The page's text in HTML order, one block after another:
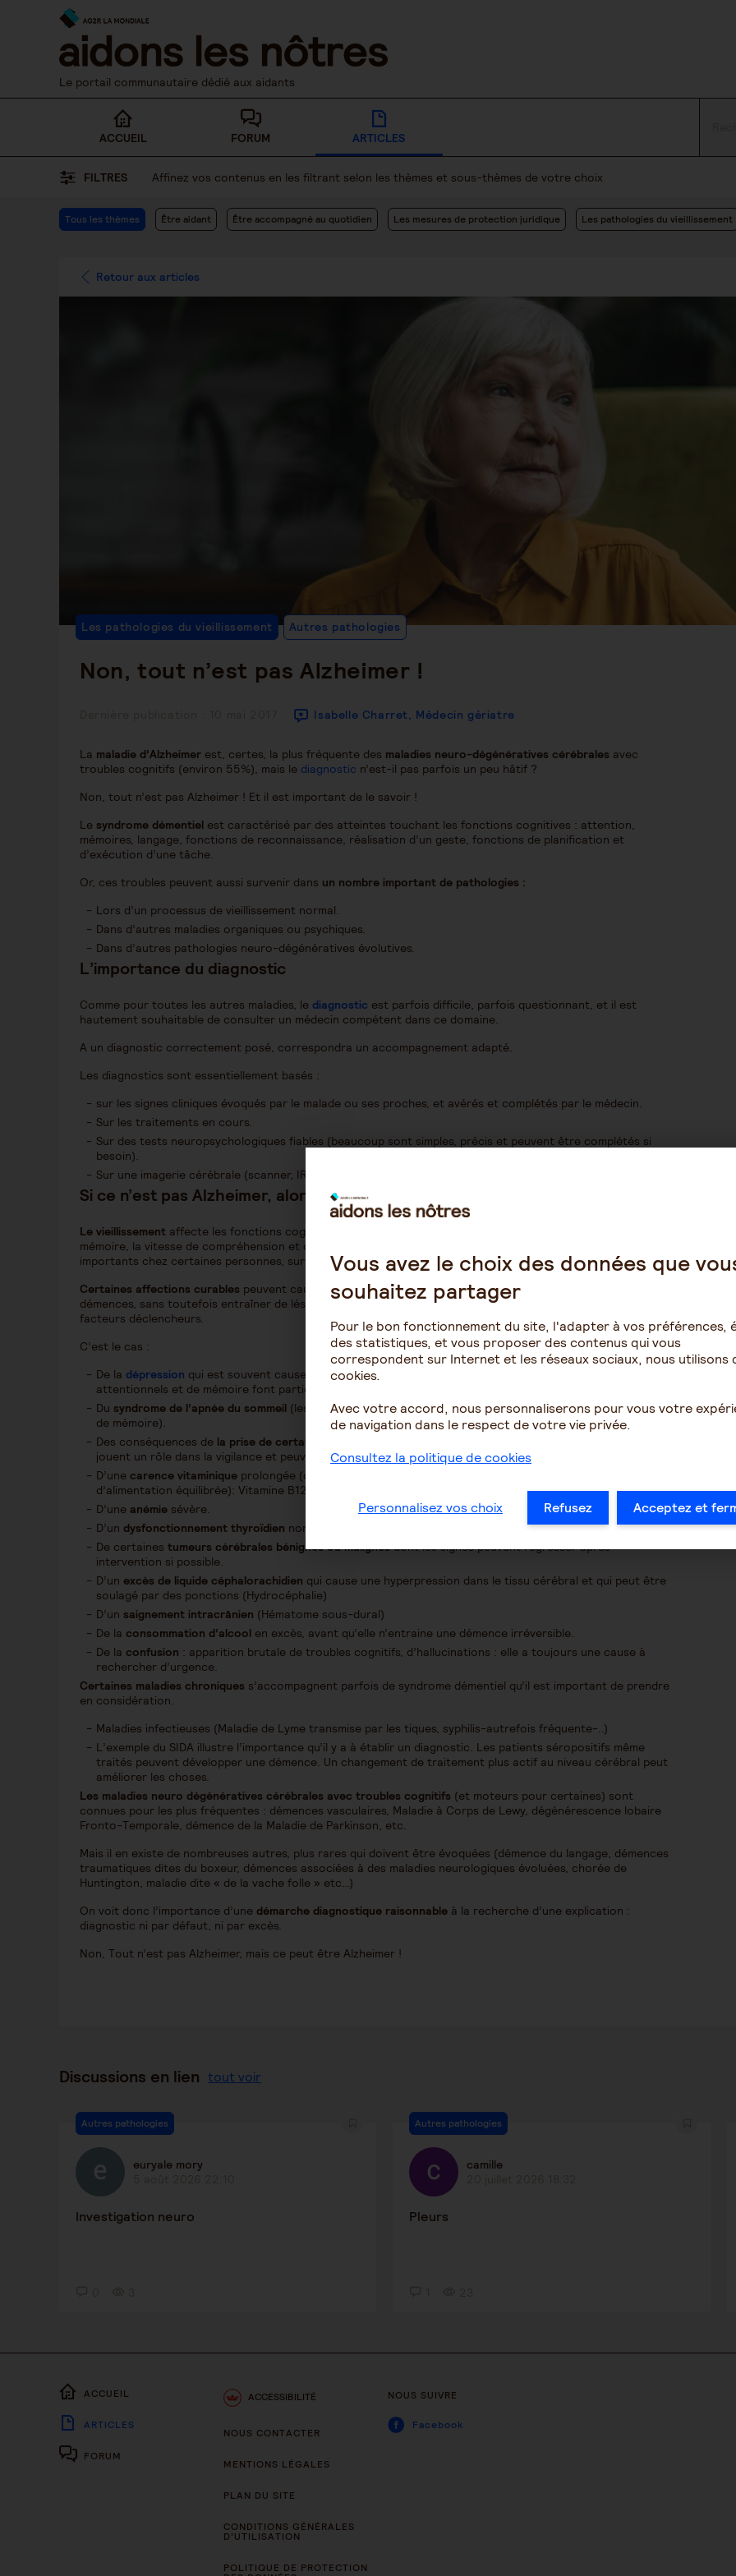
Le portail communautaire dédié aux aidants
ACCUEIL FORUM ARTICLES
FILTRES Affinez vos contenus en les filtrant selon les thèmes et sous-thèmes de votre choix
Tous les thèmes Être aidant Être accompagné au quotidien Les mesures de protection juridique Les pathologies du vieillissement
Retour aux articles
Non, tout n’est pas Alzheimer !
Isabelle Charret, Médecin gériatre
Les pathologies du vieillissement Autres pathologies
La maladie d’Alzheimer est, certes, la plus fréquente des maladies neuro-dégénératives cérébrales avec
troubles cognitifs (environ 55%), mais le diagnostic n’est-il pas parfois un peu hâtif ?
Non, tout n’est pas Alzheimer ! Et il est important de le savoir !
Le syndrome démentiel est caractérisé par des atteintes touchant les fonctions cognitives : attention,
mémoires, langage, fonctions de reconnaissance, réalisation d’un geste, fonctions de planification et
d’exécution d’une tâche.
Or, ces troubles peuvent aussi survenir dans un nombre important de pathologies :
Lors d’un processus de vieillissement normal.
Dans d’autres maladies organiques ou psychiques.
Dans d’autres pathologies neuro-dégénératives évolutives.
L’importance du diagnostic
Comme pour toutes les autres maladies, le diagnostic est parfois difficile, parfois questionnant, et il est
hautement souhaitable de consulter un médecin compétent dans ce domaine.
A un diagnostic correctement posé, correspondra un accompagnement adapté.
Les diagnostics sont essentiellement basés :
sur les signes cliniques évoqués par le malade ou ses proches, et avérés et complétés par le médecin.
Sur les traitements en cours.
Sur des tests neuropsychologiques fiables (beaucoup sont simples, précis et peuvent être complétés si
besoin).
Sur une imagerie cérébrale (scanner, IRM, Scintigraphie) avec ou sans ponction lombaire.
Si ce n’est pas Alzheimer, alors qu’est-ce que cela peut être ?
Le vieillissement affecte les fonctions cognitives au premier rang desquelles les capacités attentionnelles, la
mémoire, la vitesse de compréhension et de traitement d’une information. Ces troubles peuvent être plus
importants chez certaines personnes, surtout dans le grand âge.
Certaines affections curables peuvent causer des troubles cognitifs semblables à ceux que provoquent les
démences, sans toutefois entraîner de lésions irréversibles du cerveau, tant que l’on remédie à temps aux
facteurs déclencheurs.
C’est le cas :
De la dépression qui est souvent cause d’excès diagnostics de Maladie d’Alzheimer (les troubles
attentionnels et de mémoire font partie du tableau clinique de la maladie).
Du syndrome de l’apnée du sommeil (les troubles importants d’oxygénation cérébrale donnent des troubles
de mémoire).
Des conséquences de la prise de certains médicaments
jouent un rôle dans la vigilance et peuvent entrainer des déficits cognitifs.
D’une carence vitaminique prolongée (diagnostic non posé, supplémentation vitaminique non prise, défaut
d’alimentation équilibrée): Vitamine B12, Vitamine B9 – acide Folique-.
D’une anémie sévère.
D’un dysfonctionnement thyroïdien non traité ou non suivi.
De certaines tumeurs cérébrales bénignes ou malignesdont les signes peuvent régresser après
intervention si possible.
D’un excès de liquide céphalorachidien qui cause une hyperpression dans le tissu cérébral et qui peut être
soulagé par des ponctions (Hydrocéphalie)
D’un saignement intracrânien (Hématome sous-dural)
De la consommation d’alcool en excès, avant qu’elle n’entraine une démence irréversible.
De la confusion : apparition brutale de troubles cognitifs, d’hallucinations : elle a toujours une cause à
rechercher d’urgence.
Certaines maladies chroniques s’accompagnent parfois de syndrome démentiel qu’il est important de prendre
en considération.
Maladies infectieuses (Maladie de Lyme transmise par les tiques, syphilis-autrefois fréquente-..)
L’exemple du SIDA illustre l’importance qu’il y a à établir un diagnostic. Les patients séropositifs même
traités peuvent développer une démence. Un changement de traitement plus actif au niveau cérébral peut
améliorer les choses.
Les maladies neuro dégénératives cérébrales avec troubles cognitifs (et moteurs pour certaines) sont
connues pour les plus fréquentes : démences vasculaires, Maladie à Corps de Lewy, dégénérescence lobaire
Fronto-Temporale, démence de la Maladie de Parkinson, etc.
Mais il en existe de nombreuses autres, plus rares qui doivent être évoquées (démence du langage, démences
traumatiques dites du boxeur, démences associées à des maladies neurologiques évoluées, chorée de
Huntington, maladie dite « de la vache folle » etc…)
On voit donc l’importance d’une démarche diagnostique raisonnable à la recherche d’une explication :
diagnostic ni par défaut, ni par excès.
Non, Tout n’est pas Alzheimer, mais ce peut être Alzheimer !
Discussions en lien tout voir
Autres pathologies
euryale mory
Investigation neuro
Autres pathologies
camille
Pleurs
ACCUEIL
ARTICLES
FORUM
ACCESSIBILITÉ
NOUS CONTACTER
MENTIONS LÉGALES
PLAN DU SITE
CONDITIONS GÉNÉRALES
D’UTILISATION
POLITIQUE DE PROTECTION
NOUS SUIVRE
Facebook
Vous avez le choix des données que
souhaitez partager
Pour le bon fonctionnement du site, l'adapter à vos préférences,
des statistiques, et vous proposer des contenus qui vous
correspondent sur Internet et les réseaux sociaux, nous utilisons
cookies.
Avec votre accord, nous personnaliserons pour vous votre
de navigation dans le respect de votre vie privée.
Consultez la politique de cookies
Personnalisez vos choix Refusez Acceptez et